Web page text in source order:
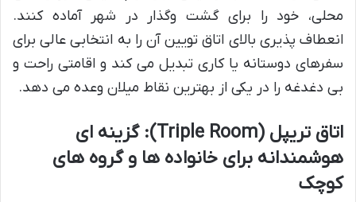
محلی، خود را برای گشت وگذار در شهر آماده کنند.
انعطاف پذیری بالای اتاق تویین آن را به انتخابی عالی برای
سفرهای دوستانه یا کاری تبدیل می کند و اقامتی راحت و
بی دغدغه را در یکی از بهترین نقاط میلان وعده می دهد.
اتاق تریپل (Triple Room): گزینه ای
هوشمندانه برای خانواده ها و گروه های
کوچک